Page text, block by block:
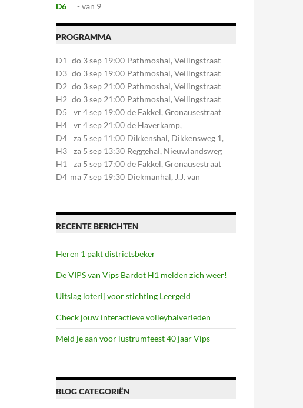
D6
- van 9
PROGRAMMA
D1 do 3 sep 19:00 Pathmoshal, Veilingstraat
20, 7545LZ Enschede
D3 do 3 sep 19:00 Pathmoshal, Veilingstraat
20, 7545LZ Enschede
D2 do 3 sep 21:00 Pathmoshal, Veilingstraat
20, 7545LZ Enschede
H2 do 3 sep 21:00 Pathmoshal, Veilingstraat
20, 7545LZ Enschede
D5 vr 4 sep 19:00 de Fakkel, Gronausestraat
107, 7581CE Losser
H4 vr 4 sep 21:00 de Haverkamp,
Stationsstraat 30, 7475AM
Markelo
D4 za 5 sep 11:00 Dikkenshal, Dikkensweg 1,
7641CC Wierden
H3 za 5 sep 13:30 Reggehal, Nieuwlandsweg
1, 7461VP Rijssen
H1 za 5 sep 17:00 de Fakkel, Gronausestraat
107, 7581CE Losser
D4 ma 7 sep 19:30 Diekmanhal, J.J. van
RECENTE BERICHTEN
Heren 1 pakt districtsbeker
De VIPS van Vips Bardot H1 melden zich weer!
Uitslag loterij voor stichting Leergeld
Check jouw interactieve volleybalverleden
Meld je aan voor lustrumfeest 40 jaar Vips
BLOG CATEGORIËN